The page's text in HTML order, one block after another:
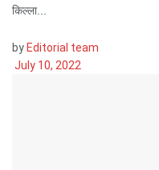
किल्ला...
by Editorial team
July 10, 2022